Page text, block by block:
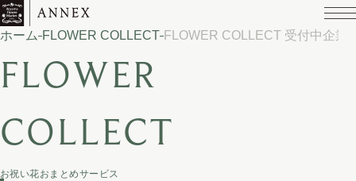
ホーム FLOWER COLLECT FLOWER COLLECT 受付中企業
FLOWER
COLLECT
お祝い花おまとめサービス